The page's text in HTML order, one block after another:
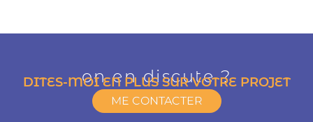
on en discute ?
DITES-MOI EN PLUS SUR VOTRE PROJET
ME CONTACTER